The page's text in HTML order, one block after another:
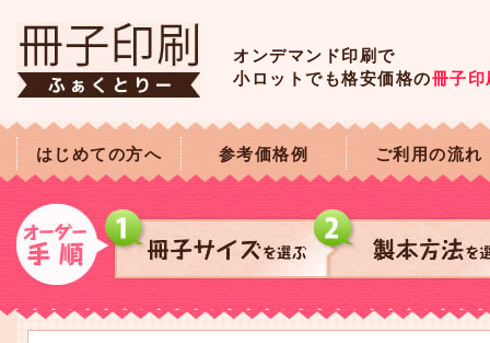
オンデマンド印刷で
小ロットでも格安価格の冊子
はじめての方へ 参考価格例 ご利用の流れ